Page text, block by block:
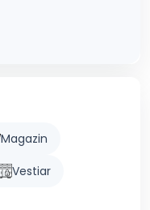
Magazin
Vestiar